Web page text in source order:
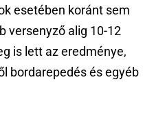
esetében koránt sem
versenyző alig 10-12
is lett az eredménye,
bordarepedés és egyéb